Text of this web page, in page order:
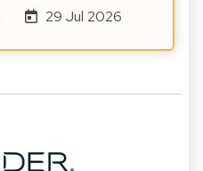
29 Jul 2026